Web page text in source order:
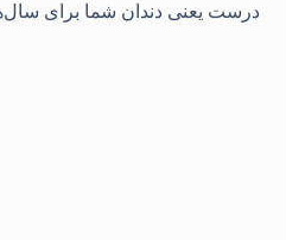
درست یعنی دندان شما برای